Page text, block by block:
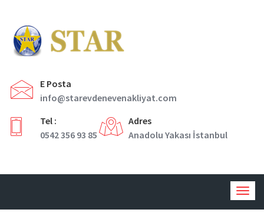
E Posta
info@starevdenevenakliyat.com
Tel :
0542 356 93 85
Adres
Anadolu Yakası İstanbul